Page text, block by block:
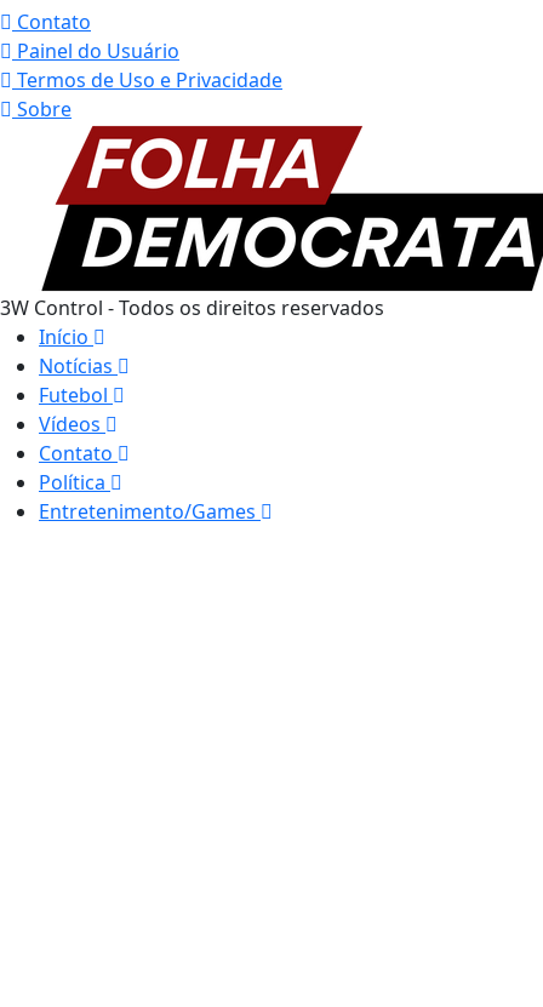
Contato
Painel do Usuário
Termos de Uso e Privacidade
Sobre
3W Control - Todos os direitos reservados
Início
Notícias
Futebol
Vídeos
Contato
Política
Entretenimento/Games